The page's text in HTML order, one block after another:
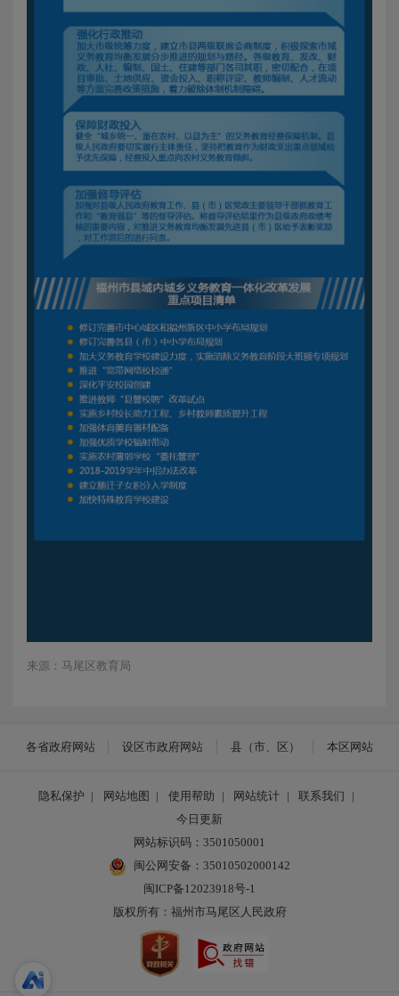
来源：马尾区教育局
各省政府网站 设区市政府网站 县（市、区） 本区网站
隐私保护 | 网站地图 | 使用帮助 | 网站统计 | 联系我们
|
今日更新
网站标识码：3501050001
闽公网安备：35010502000142
闽ICP备12023918号-1
版权所有：福州市马尾区人民政府